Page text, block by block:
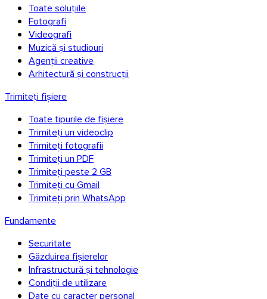
Toate soluțiile
Fotografi
Videografi
Muzică și studiouri
Agenții creative
Arhitectură și construcții
Trimiteți fișiere
Toate tipurile de fișiere
Trimiteți un videoclip
Trimiteți fotografii
Trimiteți un PDF
Trimiteți peste 2 GB
Trimiteți cu Gmail
Trimiteți prin WhatsApp
Fundamente
Securitate
Găzduirea fișierelor
Infrastructură și tehnologie
Condiții de utilizare
Date cu caracter personal